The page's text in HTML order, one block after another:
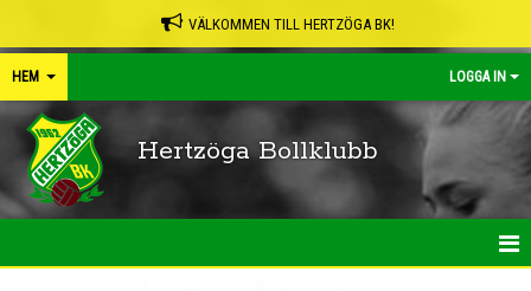
VÄLKOMMEN TILL HERTZÖGA BK!
HEM LOGGA IN
Hertzöga Bollklubb